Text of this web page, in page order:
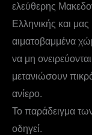
ελεύθερης
Ελληνικής και
αιματοβαμμένα
να μη
μετανιώσουν
ανίερο.
Το παράδειγμα
οδηγεί.